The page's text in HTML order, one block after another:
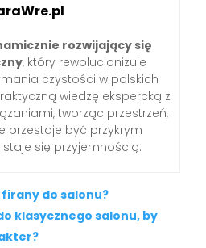
rozwijający się
, który rewolucjonizuje
czystości w polskich
wiedzę ekspercką z
tworząc przestrzeń,
przestaje być przykrym
się przyjemnością.
do salonu?
klasycznego salonu, by